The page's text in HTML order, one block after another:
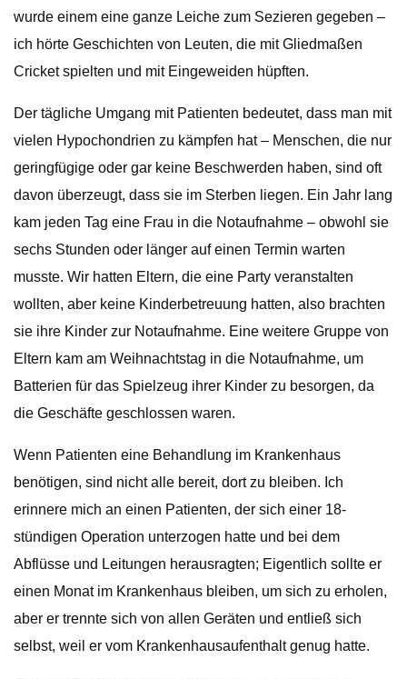
wurde einem eine ganze Leiche zum Sezieren gegeben –
ich hörte Geschichten von Leuten, die mit Gliedmaßen
Cricket spielten und mit Eingeweiden hüpften.
Der tägliche Umgang mit Patienten bedeutet, dass man mit
vielen Hypochondrien zu kämpfen hat – Menschen, die nur
geringfügige oder gar keine Beschwerden haben, sind oft
davon überzeugt, dass sie im Sterben liegen. Ein Jahr lang
kam jeden Tag eine Frau in die Notaufnahme – obwohl sie
sechs Stunden oder länger auf einen Termin warten
musste. Wir hatten Eltern, die eine Party veranstalten
wollten, aber keine Kinderbetreuung hatten, also brachten
sie ihre Kinder zur Notaufnahme. Eine weitere Gruppe von
Eltern kam am Weihnachtstag in die Notaufnahme, um
Batterien für das Spielzeug ihrer Kinder zu besorgen, da
die Geschäfte geschlossen waren.
Wenn Patienten eine Behandlung im Krankenhaus
benötigen, sind nicht alle bereit, dort zu bleiben. Ich
erinnere mich an einen Patienten, der sich einer 18-
stündigen Operation unterzogen hatte und bei dem
Abflüsse und Leitungen herausragten; Eigentlich sollte er
einen Monat im Krankenhaus bleiben, um sich zu erholen,
aber er trennte sich von allen Geräten und entließ sich
selbst, weil er vom Krankenhausaufenthalt genug hatte.